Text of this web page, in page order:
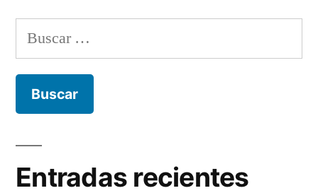
Buscar:
Entradas recientes